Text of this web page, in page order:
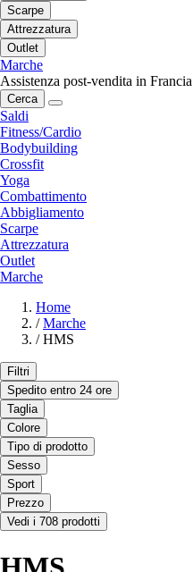
Scarpe
Attrezzatura
Outlet
Marche
Assistenza post-vendita in Francia
Cerca
Saldi
Fitness/Cardio
Bodybuilding
Crossfit
Yoga
Combattimento
Abbigliamento
Scarpe
Attrezzatura
Outlet
Marche
Home
/ Marche
/ HMS
Filtri
Spedito entro 24 ore
Taglia
Colore
Tipo di prodotto
Sesso
Sport
Prezzo
Vedi i 708 prodotti